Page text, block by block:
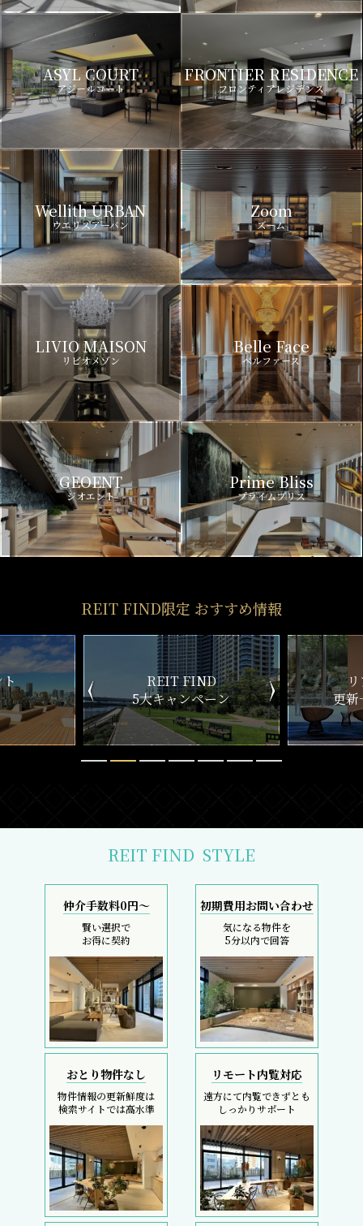
ASYL COURT
アジールコート
FRONTIER RESIDENCE
フロンティアレジデンス
Wellith URBAN
ウエリスアーバン
Zoom
ズーム
LIVIO MAISON
リビオメゾン
Belle Face
ベルファース
GEOENT
ジオエント
Prime Bliss
プライムブリス
REIT FIND限定 おすすめ情報
ン
リアルタイム
更新一覧チェック
新
REIT FIND STYLE
仲介手数料0円～
賢い選択で
お得に契約
初期費用お問い合わせ
気になる物件を
5分以内で回答
おとり物件なし
物件情報の更新鮮度は
検索サイトでは高水準
リモート内覧対応
遠方にて内覧できずとも
しっかりサポート